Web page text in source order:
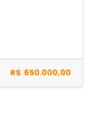
R$ 650.000,00